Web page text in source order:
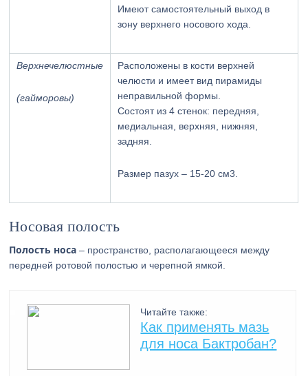
Имеют самостоятельный выход в
зону верхнего носового хода.
Верхнечелюстные
(гайморовы)
Расположены в кости верхней
челюсти и имеет вид пирамиды
неправильной формы.
Состоят из 4 стенок: передняя,
медиальная, верхняя, нижняя,
задняя.
Размер пазух – 15-20 см3.
Носовая полость
Полость носа – пространство, располагающееся между
передней ротовой полостью и черепной ямкой.
Читайте также:
Как применять мазь
для носа Бактробан?